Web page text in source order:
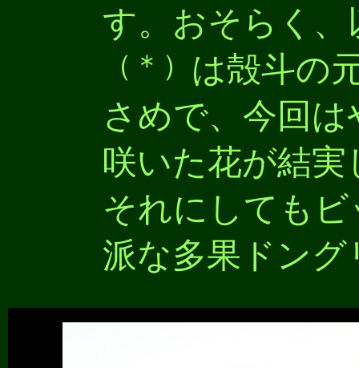
す。おそらく
（＊） は殻斗の
さめで、今回
咲いた花が結
それにしても
派な多果ドン